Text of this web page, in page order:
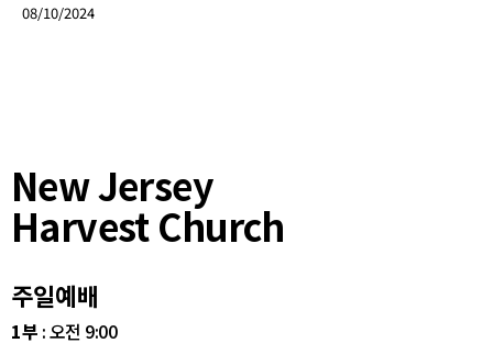
08/10/2024
New Jersey
Harvest Church
주일예배
1부 : 오전 9:00